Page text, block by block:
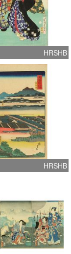
HRSHB
HRSHB